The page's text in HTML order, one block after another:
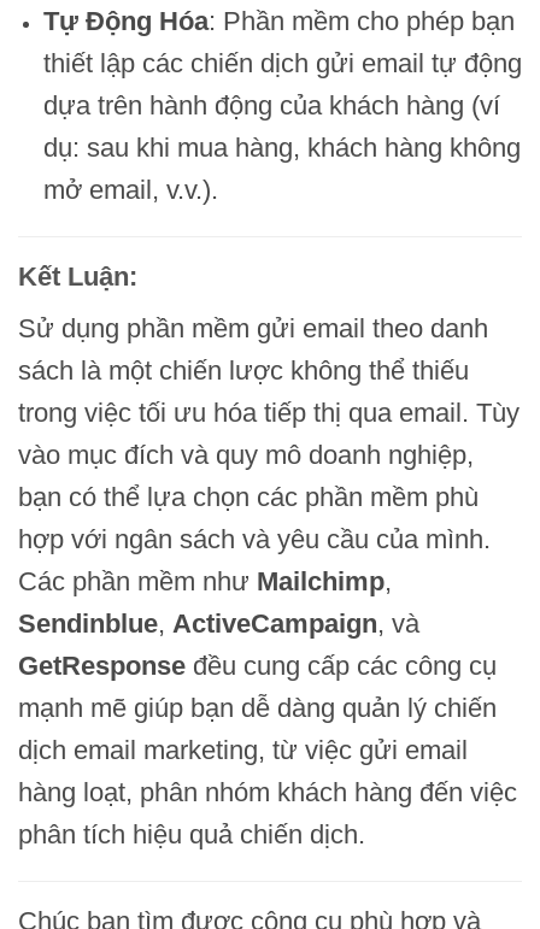
Tự Động Hóa: Phần mềm cho phép bạn
thiết lập các chiến dịch gửi email tự động
dựa trên hành động của khách hàng (ví
dụ: sau khi mua hàng, khách hàng không
mở email, v.v.).
Kết Luận:
Sử dụng phần mềm gửi email theo danh
sách là một chiến lược không thể thiếu
trong việc tối ưu hóa tiếp thị qua email. Tùy
vào mục đích và quy mô doanh nghiệp,
bạn có thể lựa chọn các phần mềm phù
hợp với ngân sách và yêu cầu của mình.
Các phần mềm như Mailchimp,
Sendinblue, ActiveCampaign, và
GetResponse đều cung cấp các công cụ
mạnh mẽ giúp bạn dễ dàng quản lý chiến
dịch email marketing, từ việc gửi email
hàng loạt, phân nhóm khách hàng đến việc
phân tích hiệu quả chiến dịch.
Chúc bạn tìm được công cụ phù hợp và